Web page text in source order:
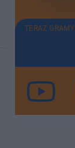
TERAZ GRAMY